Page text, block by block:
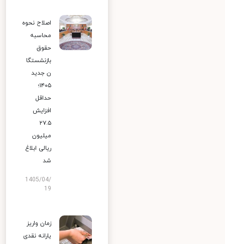
اصلاح نحوه
محاسبه
حقوق
بازنشستگا
ن جدید
۱۴۰۵؛
حداقل
افزایش
۲۷.۵
میلیون
ریالی ابلاغ
شد
1405/04/
19
زمان واریز
یارانه نقدی